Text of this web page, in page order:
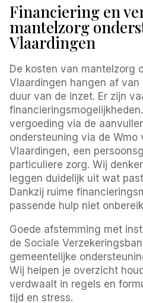
Financiering en
mantelzorg
Vlaardingen
De kosten van mantelzorg
Vlaardingen hangen af van
duur van de inzet. Er zijn
vergoeding via de
ondersteuning via de Wmo
Vlaardingen, een
particuliere zorg. Wij
leggen duidelijk uit wat
Dankzij ruime
passende hulp niet
Goede afstemming met
de Sociale
gemeentelijke
Wij helpen je overzicht
verdwaalt in regels en
tijd en stress.